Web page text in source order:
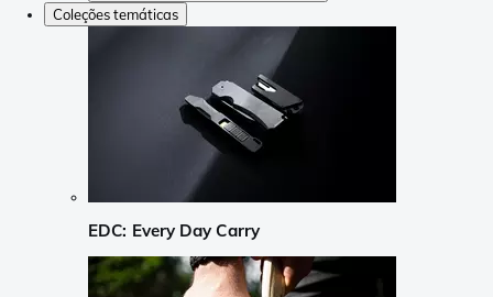
Coleções temáticas
EDC: Every Day Carry